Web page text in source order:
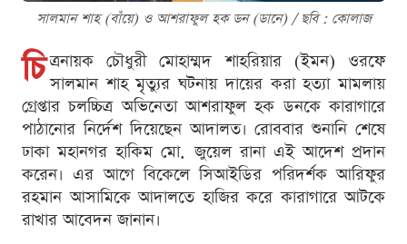
সালমান শাহ (বাঁয়ে) ও আশরাফুল হক ডন (ডানে) / ছবি : কোলাজ
চি ত্রনায়ক চৌধুরী মোহাম্মদ শাহরিয়ার (ইমন) ওরফে
সালমান শাহ মৃত্যুর ঘটনায় দায়ের করা হত্যা মামলায়
গ্রেপ্তার চলচ্চিত্র অভিনেতা আশরাফুল হক ডনকে কারাগারে
পাঠানোর নির্দেশ দিয়েছেন আদালত। রোববার শুনানি শেষে
ঢাকা মহানগর হাকিম মো. জুয়েল রানা এই আদেশ প্রদান
করেন। এর আগে বিকেলে সিআইডির পরিদর্শক আরিফুর
রহমান আসামিকে আদালতে হাজির করে কারাগারে আটকে
রাখার আবেদন জানান।